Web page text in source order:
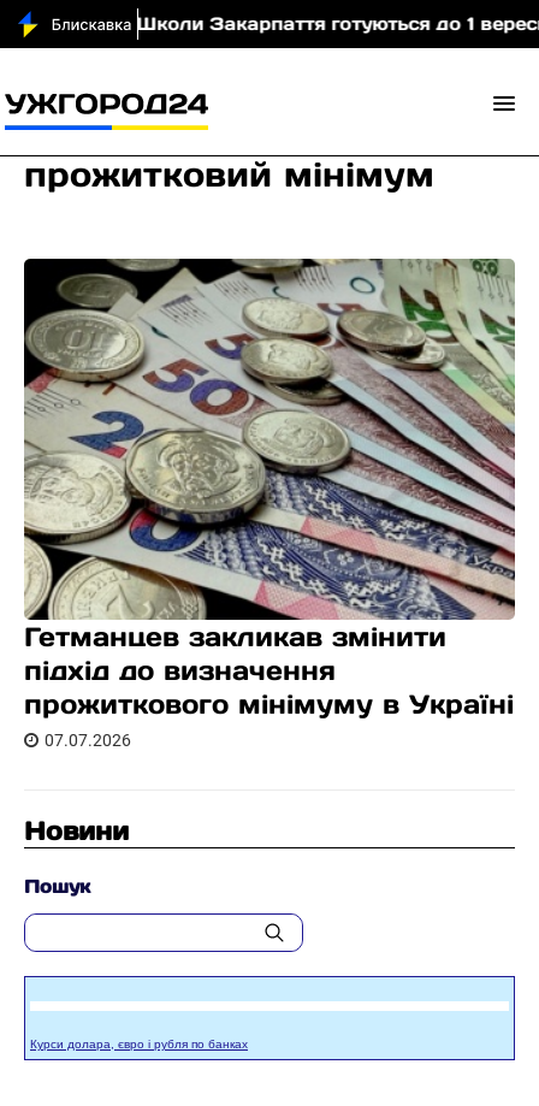
Школи Закарпаття готуються до 1
прожитковий мінімум
Гетманцев закликав змінити
підхід до визначення
прожиткового мінімуму в Україні
07.07.2026
Новини
Пошук
Курси долара, євро і рубля по банках